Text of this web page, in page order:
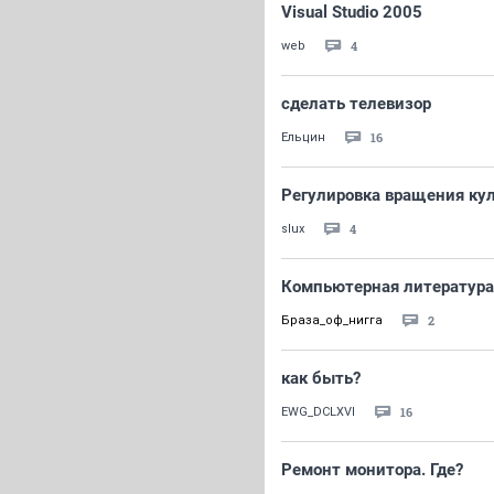
Visual Studio 2005
web 4
сделать телевизор
Ельцин 16
Регулировка вращения
slux 4
Компьютерная литература
Браза_оф_нигга 2
как быть?
EWG_DCLXVI 16
Ремонт монитора. Где?